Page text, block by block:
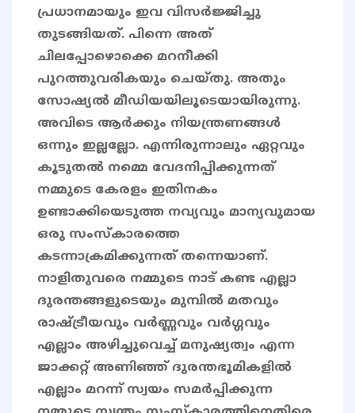
പ്രധാനമായും ഇവ വിസർജ്ജിച്ചു
തുടങ്ങിയത്. പിന്നെ അത്
ചിലപ്പോഴൊക്കെ മറനീക്കി
പുറത്തുവരികയും ചെയ്തു. അതും
സോഷ്യൽ മീഡിയയിലൂടെയായിരുന്നു.
അവിടെ ആർക്കും നിയന്ത്രണങ്ങൾ
ഒന്നും ഇല്ലല്ലോ. എന്നിരുന്നാലും ഏറ്റവും
കൂടുതൽ നമ്മെ വേദനിപ്പിക്കുന്നത്
നമ്മുടെ കേരളം ഇതിനകം
ഉണ്ടാക്കിയെടുത്ത നവ്യവും മാന്യവുമായ
ഒരു സംസ്കാരത്തെ
കടന്നാക്രമിക്കുന്നത് തന്നെയാണ്.
നാളിതുവരെ നമ്മുടെ നാട് കണ്ട എല്ലാ
ദുരന്തങ്ങളുടെയും മുമ്പിൽ മതവും
രാഷ്ട്രീയവും വർണ്ണവും വർഗ്ഗവും
എല്ലാം അഴിച്ചുവെച്ച് മനുഷ്യത്വം എന്ന
ജാക്കറ്റ് അണിഞ്ഞ് ദുരന്തഭൂമികളിൽ
എല്ലാം മറന്ന് സ്വയം സമർപ്പിക്കുന്ന